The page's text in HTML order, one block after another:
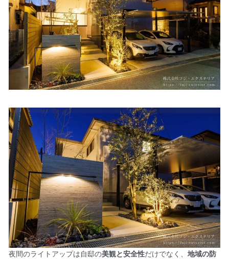
夜間のライトアップは自邸の美観と安全性だけでなく、地域の防